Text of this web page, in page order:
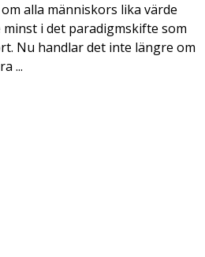
alla människors lika värde
i det paradigmskifte som
Nu handlar det inte längre om
...